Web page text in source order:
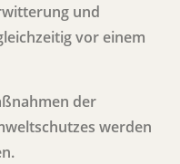
und
vor einem
der
werden